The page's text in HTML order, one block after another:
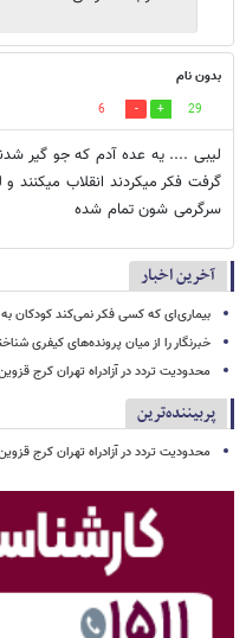
بدون نام
29
6
لیبی .... یه عده آدم که جو گیر
گرفت فکر میکردند انقلاب میکنند
سرگرمی شون تمام شده
آخرین اخبار
بیماری‌ای که کسی فکر نمی‌کند کودکان
خبرنگار را از میان پرونده‌های کیفری
محدودیت تردد در آزادراه تهران کرج قزوین تا ۲۰ شهریور/
پربیننده‌ترین
محدودیت تردد در آزادراه تهران کرج قزوین تا ۲۰ شهریور/